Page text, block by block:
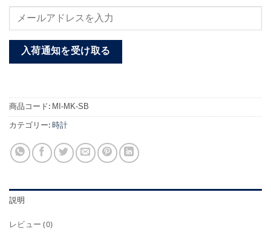
入荷通知を受け取る
商品コード:MI-MK-SB
カテゴリー:時計
説明
レビュー (0)